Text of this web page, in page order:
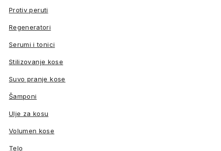
Protiv peruti
Regeneratori
Serumi i tonici
Stilizovanje kose
Suvo pranje kose
Šamponi
Ulje za kosu
Volumen kose
Telo